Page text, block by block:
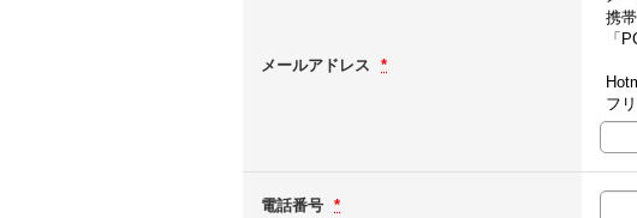
メールアドレス *
携
「
フ
電話番号 *